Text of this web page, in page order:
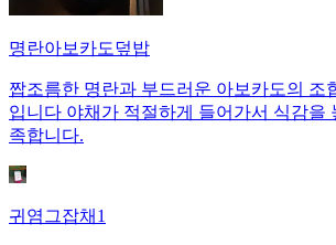
명란아보카도덮밥
짭조름한 명란과 부드러운 아보카도의 조
입니다 야채가 적절하게 들어가서 식감을
족합니다.
귀염그잡채1